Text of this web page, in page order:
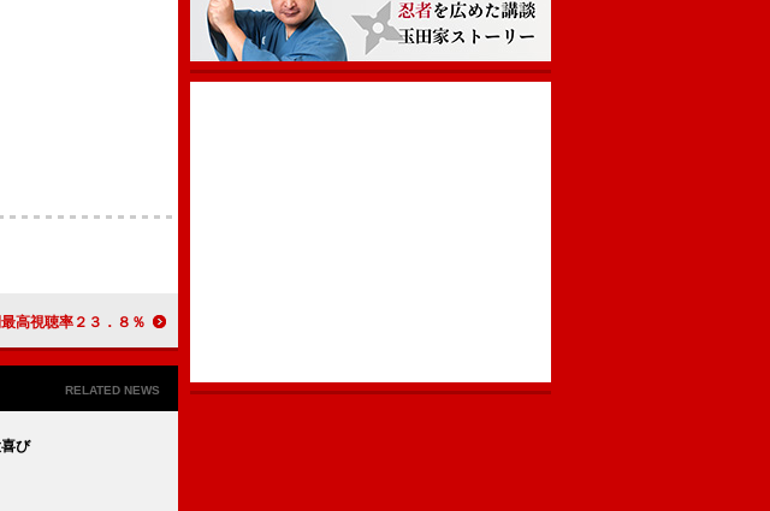
」と中居コメントで瞬間最高視聴率２３．８％
RELATED NEWS
び